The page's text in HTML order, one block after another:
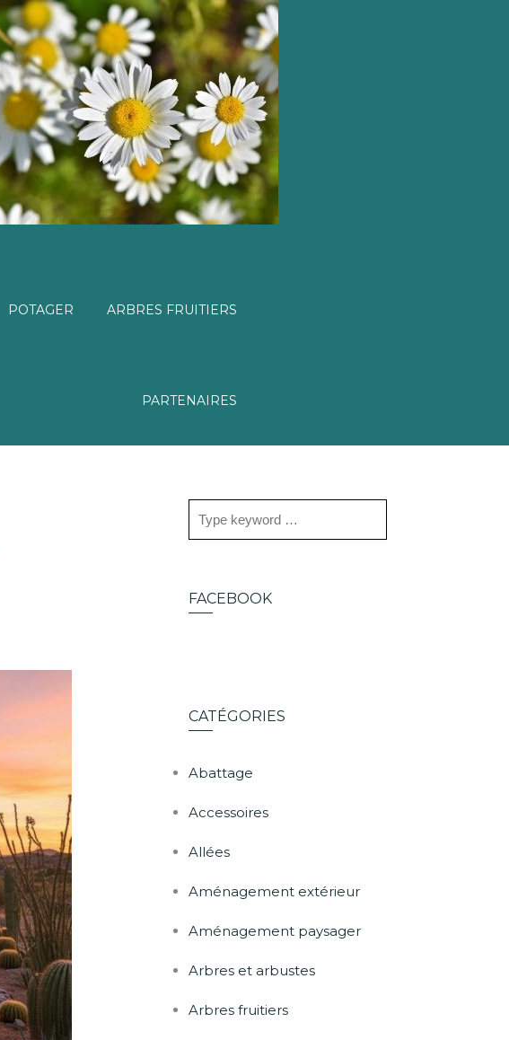
POTAGER ARBRES FRUITIERS
PARTENAIRES
FACEBOOK
CATÉGORIES
Abattage
Accessoires
Allées
Aménagement extérieur
Aménagement paysager
Arbres et arbustes
Arbres fruitiers